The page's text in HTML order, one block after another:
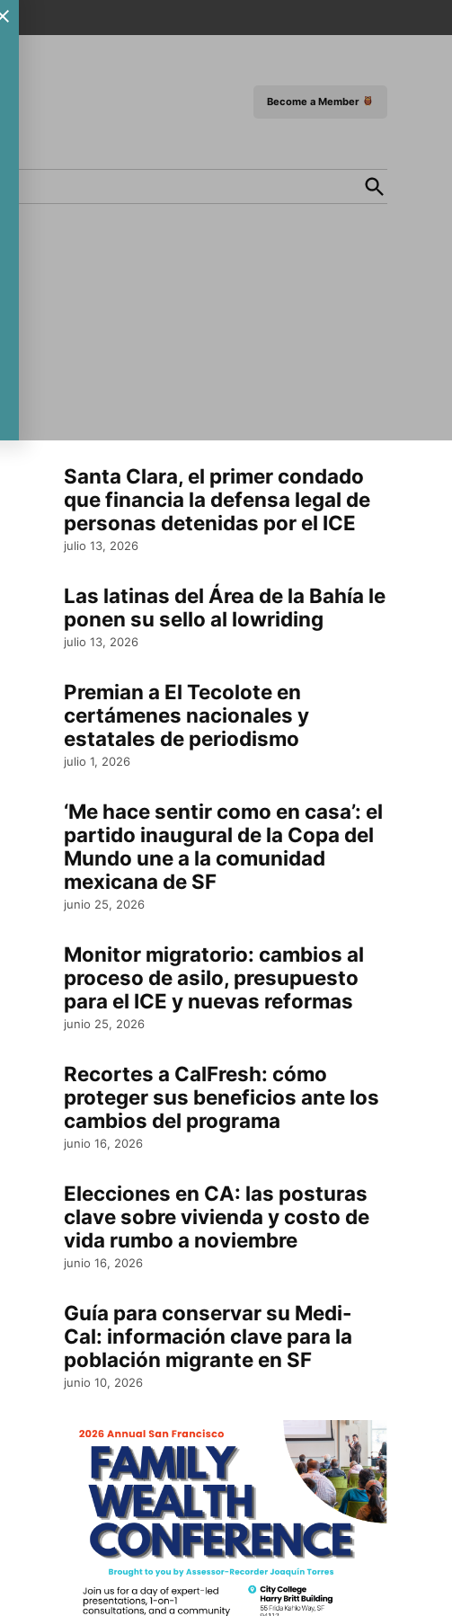
Become a Member
Open
Search
Santa Clara, el primer condado
que financia la defensa legal de
personas detenidas por el ICE
julio 13, 2026
Las latinas del Área de la Bahía le
ponen su sello al lowriding
julio 13, 2026
Premian a El Tecolote en
certámenes nacionales y
estatales de periodismo
julio 1, 2026
‘Me hace sentir como en casa’: el
partido inaugural de la Copa del
Mundo une a la comunidad
mexicana de SF
junio 25, 2026
Monitor migratorio: cambios al
proceso de asilo, presupuesto
para el ICE y nuevas reformas
junio 25, 2026
Recortes a CalFresh: cómo
proteger sus beneficios ante los
cambios del programa
junio 16, 2026
Elecciones en CA: las posturas
clave sobre vivienda y costo de
vida rumbo a noviembre
junio 16, 2026
Guía para conservar su Medi-
Cal: información clave para la
población migrante en SF
junio 10, 2026